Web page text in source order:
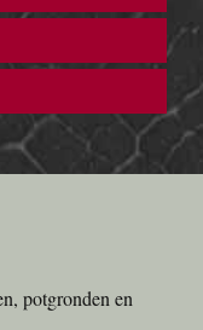
potgronden en